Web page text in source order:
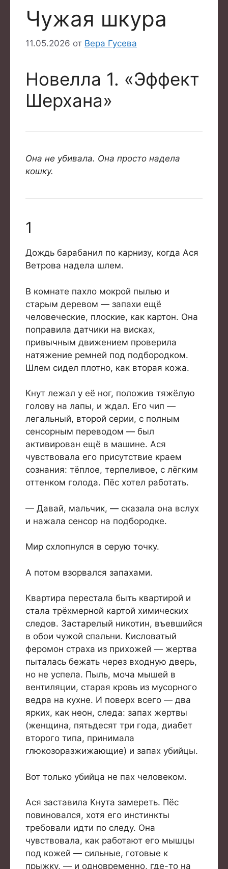
Чужая шкура
11.05.2026 от Вера Гусева
Новелла 1. «Эффект
Шерхана»
Она не убивала. Она просто надела
кошку.
1
Дождь барабанил по карнизу, когда Ася
Ветрова надела шлем.
В комнате пахло мокрой пылью и
старым деревом — запахи ещё
человеческие, плоские, как картон. Она
поправила датчики на висках,
привычным движением проверила
натяжение ремней под подбородком.
Шлем сидел плотно, как вторая кожа.
Кнут лежал у её ног, положив тяжёлую
голову на лапы, и ждал. Его чип —
легальный, второй серии, с полным
сенсорным переводом — был
активирован ещё в машине. Ася
чувствовала его присутствие краем
сознания: тёплое, терпеливое, с лёгким
оттенком голода. Пёс хотел работать.
— Давай, мальчик, — сказала она вслух
и нажала сенсор на подбородке.
Мир схлопнулся в серую точку.
А потом взорвался запахами.
Квартира перестала быть квартирой и
стала трёхмерной картой химических
следов. Застарелый никотин, въевшийся
в обои чужой спальни. Кисловатый
феромон страха из прихожей — жертва
пыталась бежать через входную дверь,
но не успела. Пыль, моча мышей в
вентиляции, старая кровь из мусорного
ведра на кухне. И поверх всего — два
ярких, как неон, следа: запах жертвы
(женщина, пятьдесят три года, диабет
второго типа, принимала
глюкозоразжижающие) и запах убийцы.
Вот только убийца не пах человеком.
Ася заставила Кнута замереть. Пёс
повиновался, хотя его инстинкты
требовали идти по следу. Она
чувствовала, как работают его мышцы
под кожей — сильные, готовые к
прыжку, — и одновременно, где-то на